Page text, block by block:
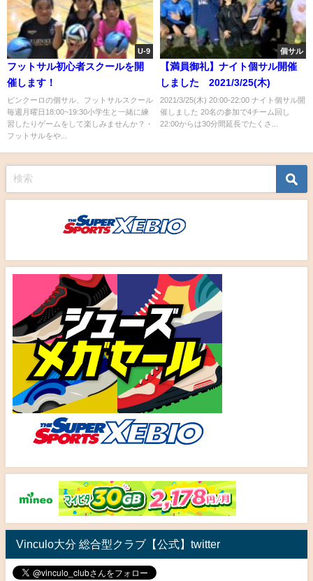
U-9
フットサル初心者スクールを開
催します！
ビンクーロの個サル、フットサルスクール
毎週月曜日18:00~19:30小学生と一緒に練
習したりゲームをして楽しみませんか？・
フットサルをや...
個サル
【満員御礼】ナイト個サル開催
しました 2021/3/25(木)
2021/3/25(木) 20:00-22:00 ナイト個サル開
催しました 20名の参加で4チーム回し
22:00からは30分間延長でたくさ...
Vinculo大分 総合型クラブ【公式】twitter